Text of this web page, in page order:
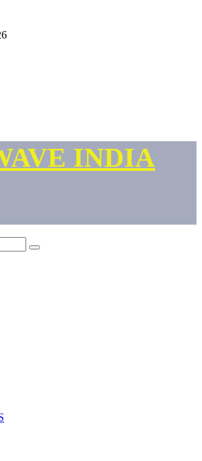
INDIA